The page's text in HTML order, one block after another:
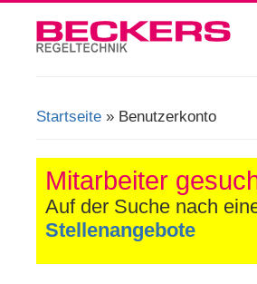
Startseite » Benutzerkonto
Mitarbeiter
Auf der Suche nach
Stellenangebote